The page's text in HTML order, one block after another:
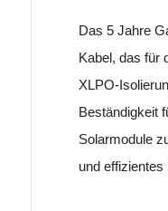
Das 5 Jahre
Kabel, das für
XLPO-
Beständigkeit
Solarmodule
und